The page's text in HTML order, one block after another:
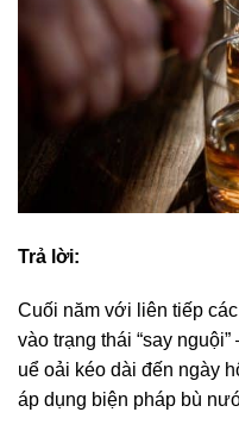
Trả lời:
Cuối năm với liên tiếp
vào trạng thái “say
uể oải kéo dài đến ngày
áp dụng biện pháp bù